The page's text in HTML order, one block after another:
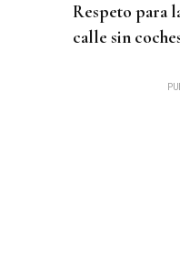
Respeto para
calle sin